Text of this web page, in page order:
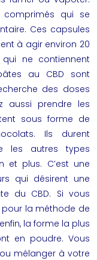
comprimés qui se
Ces capsules
à agir environ 20
ne contiennent
au CBD sont
des doses
aussi prendre les
sous forme de
Ils durent
les autres types
et plus. C’est une
qui désirent une
du CBD. Si vous
la méthode de
la forme la plus
en poudre. Vous
mélanger à votre